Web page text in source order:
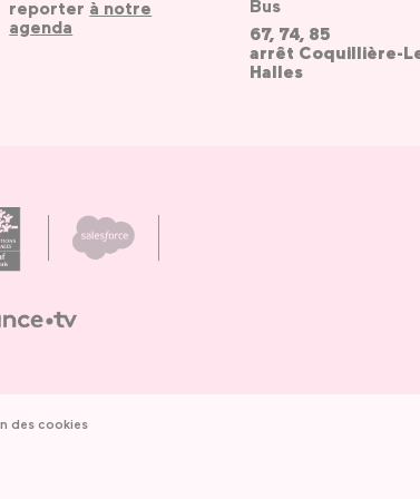
reporter à notre
agenda
Bus
67, 74, 85
arrêt Coquillière-
Halles
des cookies